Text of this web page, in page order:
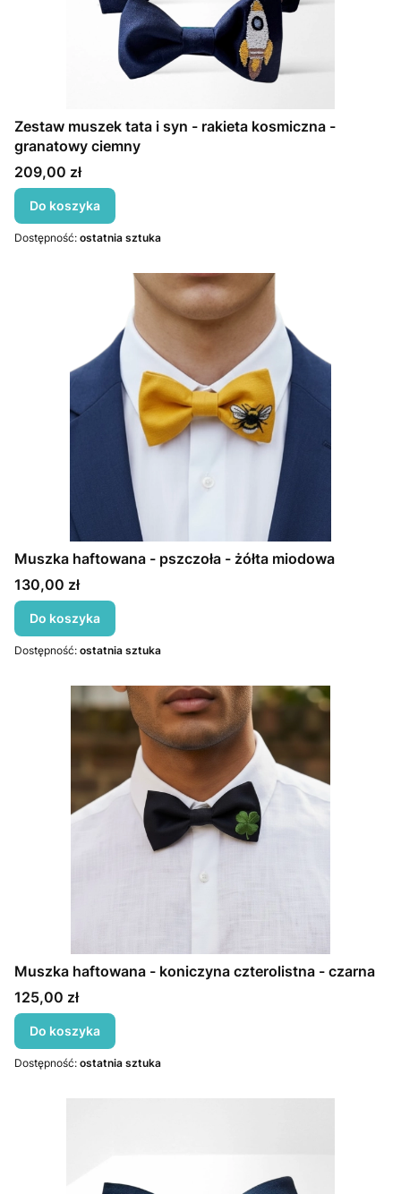
Zestaw muszek tata i syn - rakieta kosmiczna -
granatowy ciemny
Cena
209,00 zł
Do koszyka
Dostępność: ostatnia sztuka
Muszka haftowana - pszczoła - żółta miodowa
Cena
130,00 zł
Do koszyka
Dostępność: ostatnia sztuka
Muszka haftowana - koniczyna czterolistna - czarna
Cena
125,00 zł
Do koszyka
Dostępność: ostatnia sztuka